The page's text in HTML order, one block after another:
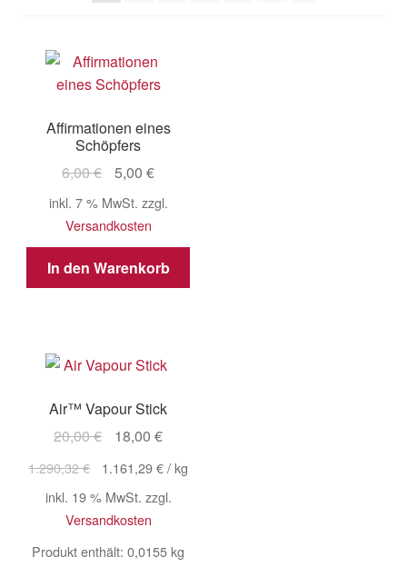
Affirmationen eines
Schöpfers
6,00€ Ursprünglicher
Preis
war:
5,00€Aktueller
Preis
ist:
inkl. 7 % MwSt. zzgl.
Versandkosten
In den Warenkorb
Air™ Vapour Stick
20,00€
Ursprünglicher
war:
20,00 €
18,00€Aktueller
ist:
18,00 €.
1.290,32€ 1.161,29€/kg
inkl. 19 % MwSt. zzgl.
Versandkosten
Produkt enthält: 0,0155kg